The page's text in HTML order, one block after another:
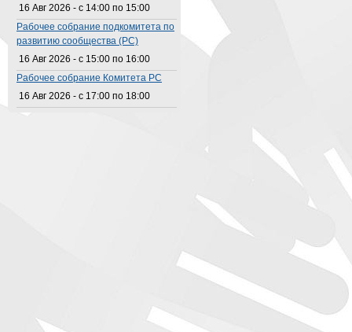
16 Авг 2026 - с 14:00 по 15:00
Рабочее собрание подкомитета по
развитию сообщества (РС)
16 Авг 2026 - с 15:00 по 16:00
Рабочее собрание Комитета РС
16 Авг 2026 - с 17:00 по 18:00